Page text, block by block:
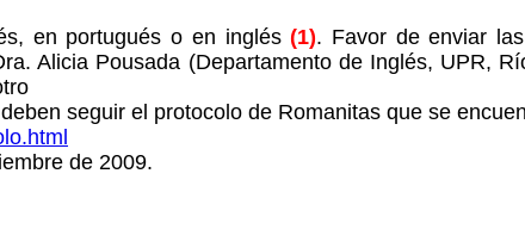
en portugués o en inglés(1). Favor de enviar
Alicia Pousada (Departamento de Inglés, UPR,
seguir el protocolo de Romanitas que se
html
de 2009.